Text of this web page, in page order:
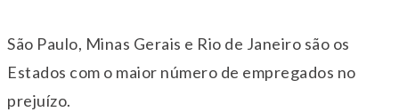
São Paulo, Minas Gerais e Rio de Janeiro são os
Estados com o maior número de empregados no
prejuízo.